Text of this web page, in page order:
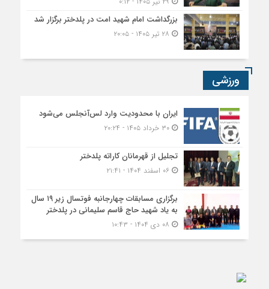
بزرگداشت امام شهید امت در پلدختر برگزار شد
ورزشی
ایران با محدودیت وارد لس‌آنجلس می‌شود
۳۰ خرداد ۱۴۰۵ - ۲۰:۲۴
تجلیل از قهرمانان کاراته پلدختر
۰۶ اسفند ۱۴۰۴ - ۲۱:۴۱
برگزاری مسابقات چهارجانبه فوتسال زیر ۱۹ سال
به یاد شهید حاج قاسم سلیمانی در پلدختر